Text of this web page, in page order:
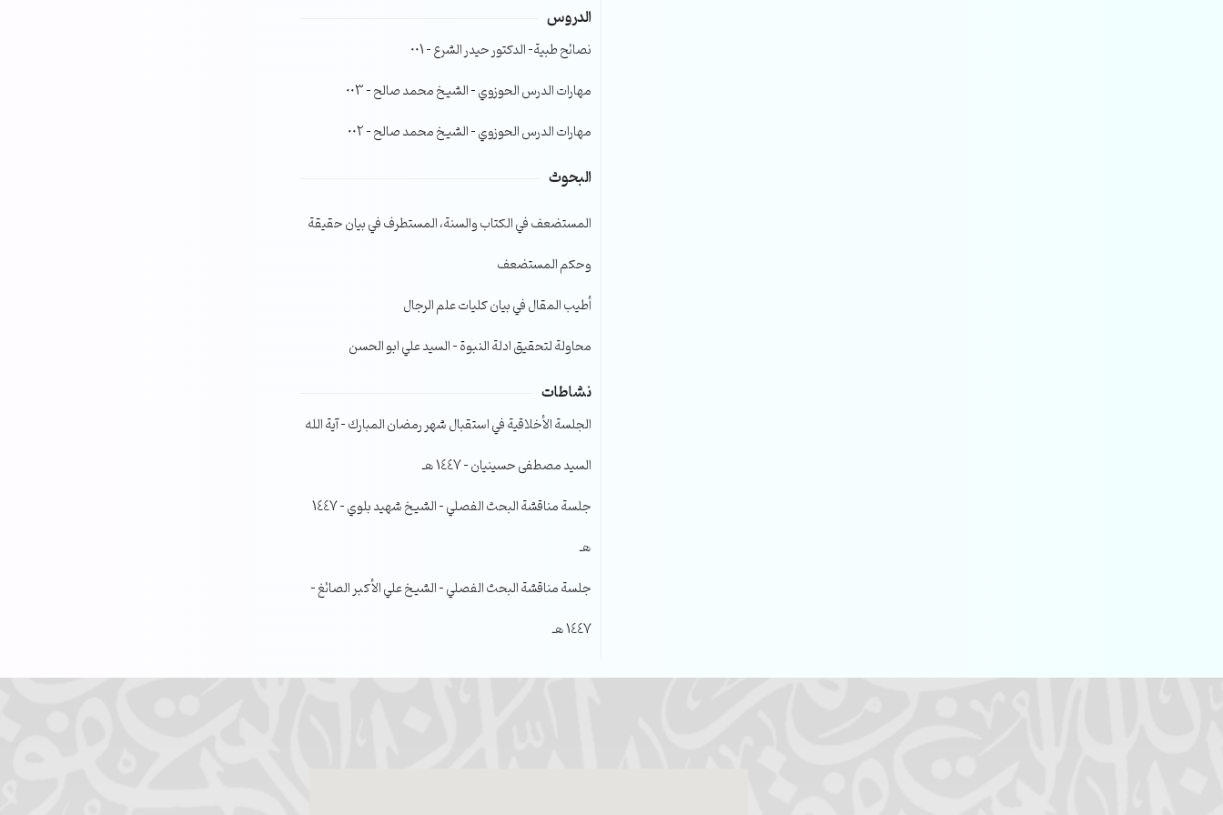
الصوت.الدروس
نصائح طبية- الدكتور حيدر الشرع – 001
مهارات الدرس الحوزوي – الشيخ محمد صالح – 003
مهارات الدرس الحوزوي – الشيخ محمد صالح – 002
البحوث
المستضعف في الكتاب والسنة، المستطرف في بيان حقيقة
وحكم المستضعف
أطيب المقال في بيان كليات علم الرجال
محاولة لتحقيق ادلة النبوة – السيد علي ابو الحسن
نشاطات
الجلسة الأخلاقية في استقبال شهر رمضان المبارك – آية الله
السيد مصطفى حسينيان – 1447 هـ
جلسة مناقشة البحث الفصلي – الشيخ شهيد بلوي – 1447
هـ
جلسة مناقشة البحث الفصلي – الشيخ علي الأكبر الصائغ –
1447 هـ